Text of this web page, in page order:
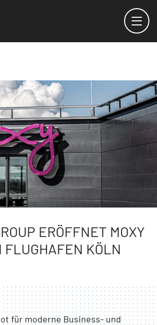
ERÖFFNET MOXY
FLUGHAFEN KÖLN
für moderne Business- und